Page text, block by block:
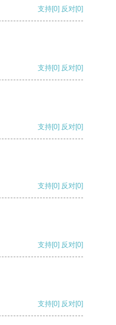
支持[0] 反对[0]
支持[0] 反对[0]
支持[0] 反对[0]
支持[0] 反对[0]
支持[0] 反对[0]
支持[0] 反对[0]